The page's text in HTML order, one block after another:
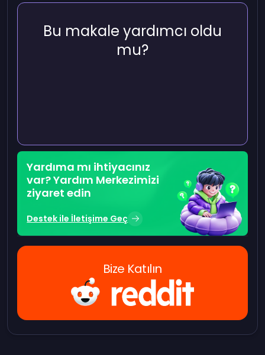
Bu makale yardımcı oldu
mu?
Yardıma mı ihtiyacınız
var? Yardım Merkezimizi
ziyaret edin
Destek ile İletişime Geç
Bize Katılın